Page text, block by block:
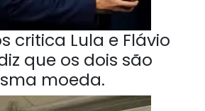
critica Lula e Flávio
que os dois são
moeda.